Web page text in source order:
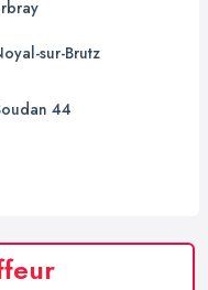
sur-Brutz
44